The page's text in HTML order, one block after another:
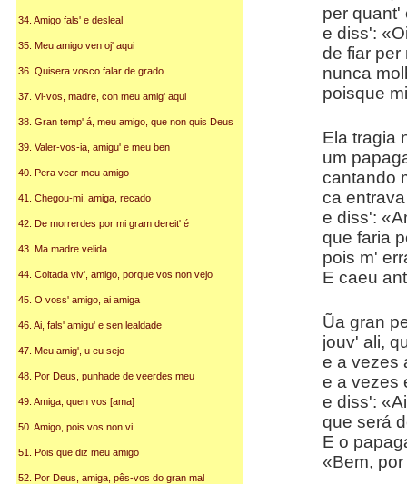
34. Amigo fals' e desleal
35. Meu amigo ven oj' aqui
36. Quisera vosco falar de grado
37. Vi-vos, madre, con meu amig' aqui
38. Gran temp' á, meu amigo, que non quis Deus
39. Valer-vos-ia, amigu' e meu ben
40. Pera veer meu amigo
41. Chegou-mi, amiga, recado
42. De morrerdes por mi gram dereit' é
43. Ma madre velida
44. Coitada viv', amigo, porque vos non vejo
45. O voss' amigo, ai amiga
46. Ai, fals' amigu' e sen lealdade
47. Meu amig', u eu sejo
48. Por Deus, punhade de veerdes meu
49. Amiga, quen vos [ama]
50. Amigo, pois vos non vi
51. Pois que diz meu amigo
52. Por Deus, amiga, pês-vos do gran mal
per quant'
e diss':
de fiar per
nunca
poisque
Ela tragia
um
cantando
ca
e diss':
que faria
pois m'
E caeu
Ũa gran
jouv' ali,
e a vezes
e a vezes
e diss':
que será
E o
«Bem,